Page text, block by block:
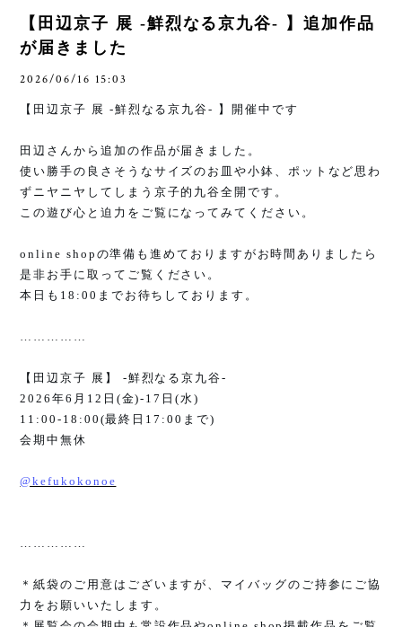
【田辺京子 展 -鮮烈なる京九谷- 】追加作品
が届きました
2026/06/16 15:03
【田辺京子 展 -鮮烈なる京九谷- 】開催中です
田辺さんから追加の作品が届きました。
使い勝手の良さそうなサイズのお皿や小鉢、ポットなど思わ
ずニヤニヤしてしまう京子的九谷全開です。
この遊び心と迫力をご覧になってみてください。
online shop の準備も進めておりますがお時間ありましたら
是非お手に取ってご覧ください。
本日も 18:00 までお待ちしております。
……………
【田辺京子 展】 -鮮烈なる京九谷-
2026年6 月 12 日 (金)-17 日(水)
11:00-18:00(最終日 17:00 まで)
会期中無休
@kefukokonoe
……………
＊紙袋のご用意はございますが、マイバッグのご持参にご協
力をお願いいたします。